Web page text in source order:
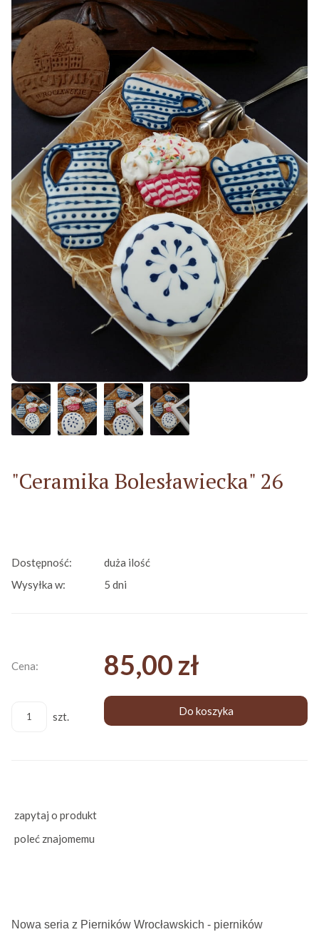
"Ceramika Bolesławiecka" 26
Dostępność:
duża ilość
Wysyłka w:
5 dni
Cena: 85,00 zł
szt. Do koszyka
zapytaj o produkt
poleć znajomemu
Nowa seria z Pierników Wrocławskich - pierników